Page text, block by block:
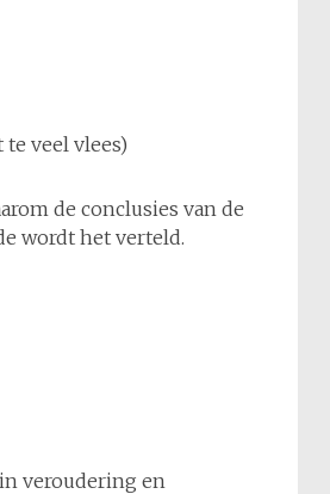
veel vlees)
de conclusies van de
wordt het verteld.
veroudering en